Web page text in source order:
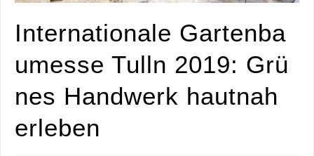
Internationale Gartenba
umesse Tulln 2019: Grü
nes Handwerk hautnah
erleben